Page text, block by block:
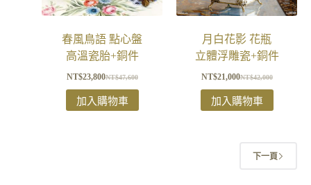
春風鳥語 點心盤
高溫瓷胎+銅件
NT$47,600
NT$23,800
加入購物車
月白花影 花瓶
立體浮雕瓷+銅件
NT$42,000
NT$21,000
加入購物車
下一頁